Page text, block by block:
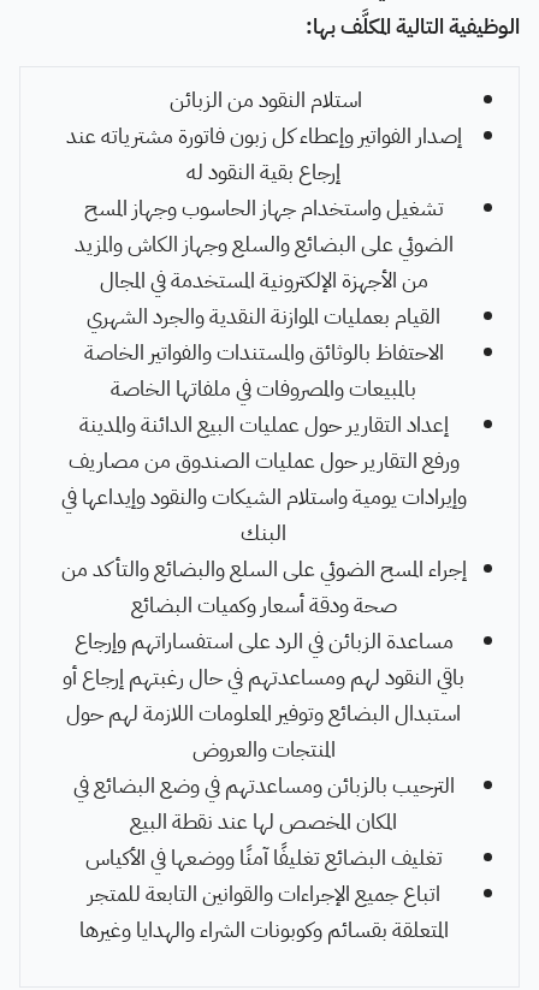
الوظيفية التالية المكلَّف بها:
استلام النقود من الزبائن
إصدار الفواتير وإعطاء كل زبون فاتورة مشترياته عند
إرجاع بقية النقود له
تشغيل واستخدام جهاز الحاسوب وجهاز المسح
الضوئي على البضائع والسلع وجهاز الكاش والمزيد
من الأجهزة الإلكترونية المستخدمة في المجال
القيام بعمليات الموازنة النقدية والجرد الشهري
الاحتفاظ بالوثائق والمستندات والفواتير الخاصة
بالمبيعات والمصروفات في ملفاتها الخاصة
إعداد التقارير حول عمليات البيع الدائنة والمدينة
ورفع التقارير حول عمليات الصندوق من مصاريف
وإيرادات يومية واستلام الشيكات والنقود وإيداعها في
البنك
إجراء المسح الضوئي على السلع والبضائع والتأكد من
صحة ودقة أسعار وكميات البضائع
مساعدة الزبائن في الرد على استفساراتهم وإرجاع
باقي النقود لهم ومساعدتهم في حال رغبتهم إرجاع أو
استبدال البضائع وتوفير المعلومات اللازمة لهم حول
المنتجات والعروض
الترحيب بالزبائن ومساعدتهم في وضع البضائع في
المكان المخصص لها عند نقطة البيع
تغليف البضائع تغليفًا آمنًا ووضعها في الأكياس
اتباع جميع الإجراءات والقوانين التابعة للمتجر
المتعلقة بقسائم وكوبونات الشراء والهدايا وغيرها